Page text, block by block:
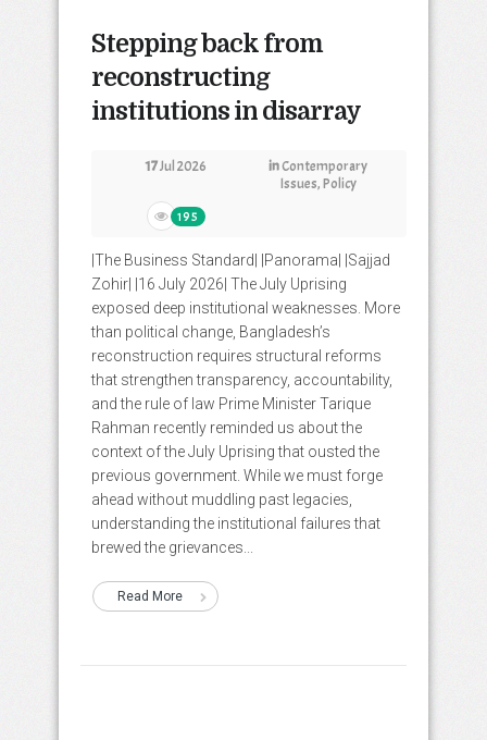
Stepping back from
reconstructing
institutions in disarray
17Jul 2026 inContemporary
Issues,Policy
195
|The Business Standard| |Panorama| |Sajjad
Zohir| |16 July 2026| The July Uprising
exposed deep institutional weaknesses. More
than political change, Bangladesh’s
reconstruction requires structural reforms
that strengthen transparency, accountability,
and the rule of law Prime Minister Tarique
Rahman recently reminded us about the
context of the July Uprising that ousted the
previous government. While we must forge
ahead without muddling past legacies,
understanding the institutional failures that
brewed the grievances...
Read More